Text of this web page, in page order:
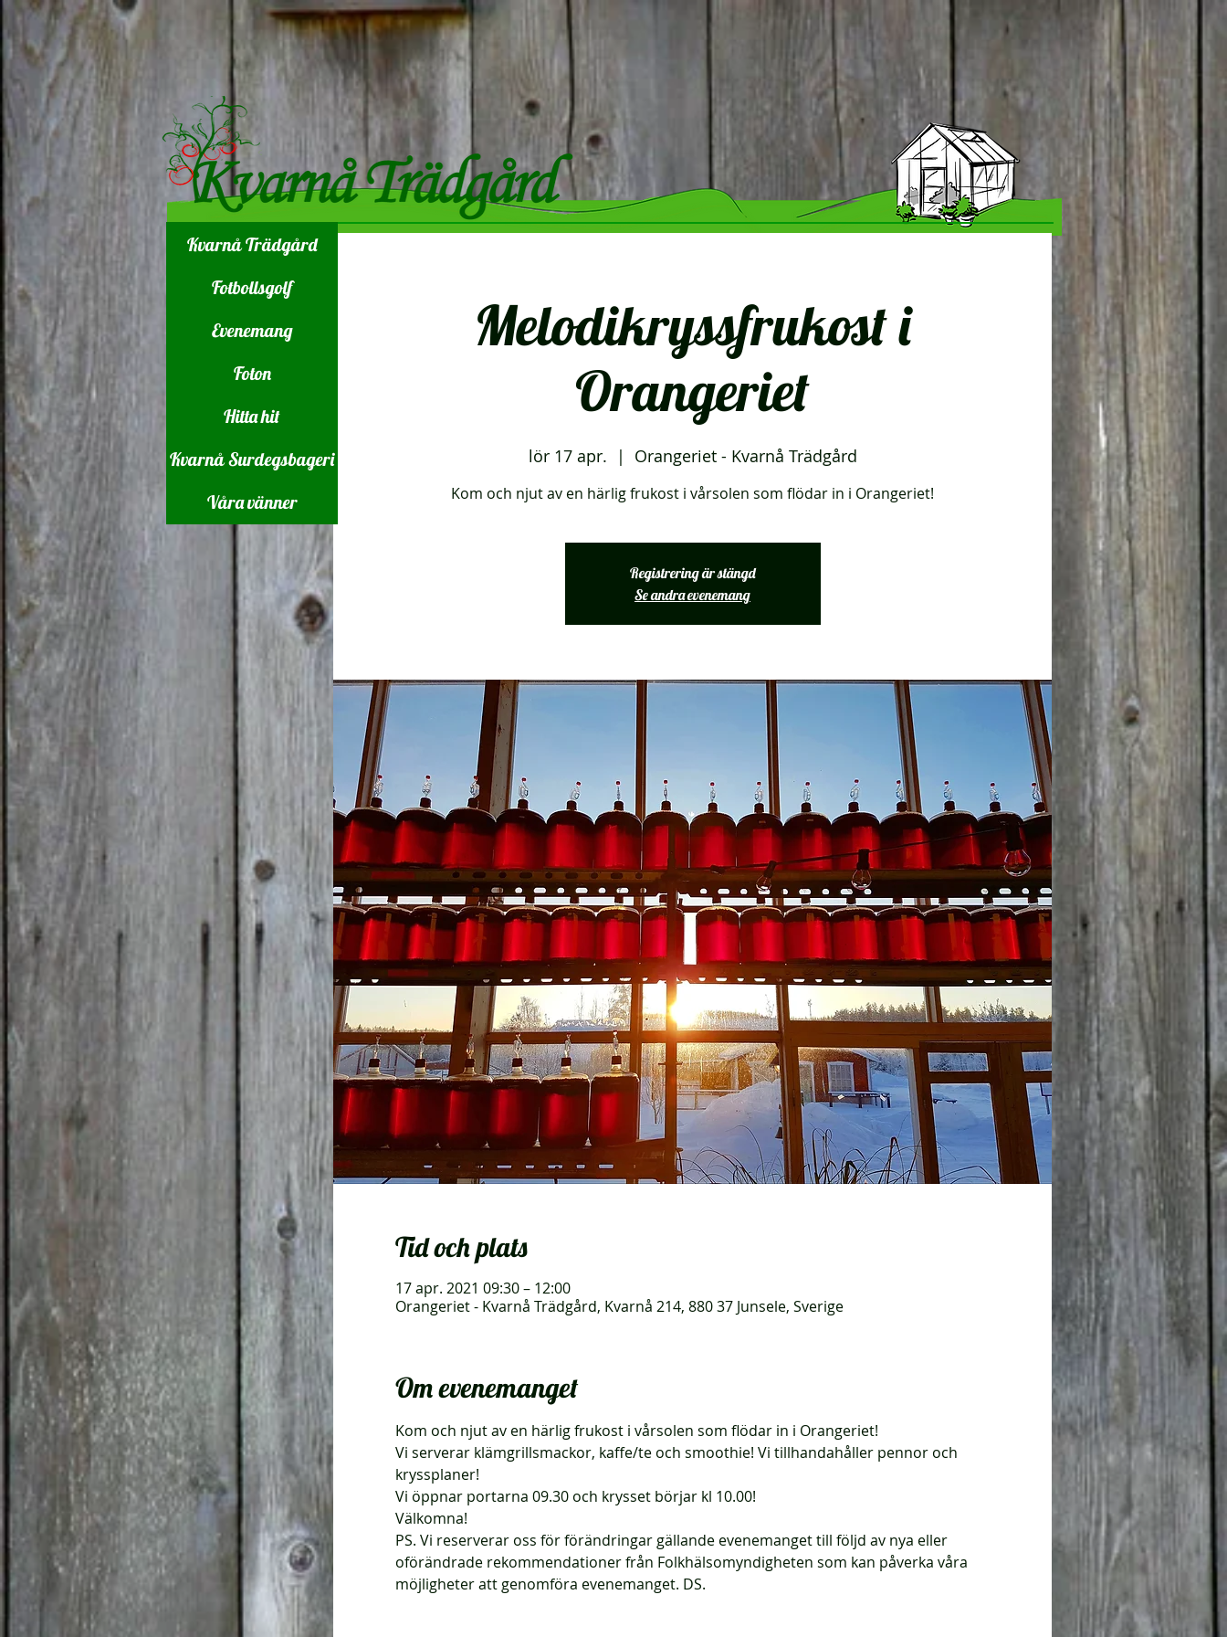
Melodikryssfrukost i
Orangeriet
lör 17 apr.
  |
Orangeriet - Kvarnå Trädgård
Kom och njut av en härlig frukost i vårsolen som flödar in i Orangeriet!
Registrering är stängd
Se andra evenemang
Tid och plats
17 apr. 2021 09:30 – 12:00
Orangeriet - Kvarnå Trädgård, Kvarnå 214, 880 37 Junsele, Sverige
Om evenemanget
Kom och njut av en härlig frukost i vårsolen som flödar in i Orangeriet!
Vi serverar klämgrillsmackor, kaffe/te och smoothie! Vi tillhandahåller pennor och
kryssplaner!
Vi öppnar portarna 09.30 och krysset börjar kl 10.00!
Välkomna!
PS. Vi reserverar oss för förändringar gällande evenemanget till följd av nya eller
oförändrade rekommendationer från Folkhälsomyndigheten som kan påverka våra
möjligheter att genomföra evenemanget. DS.
Kvarnå Trädgård
Fotbollsgolf
Evenemang
Foton
Hitta hit
Kvarnå Surdegsbageri
Våra vänner